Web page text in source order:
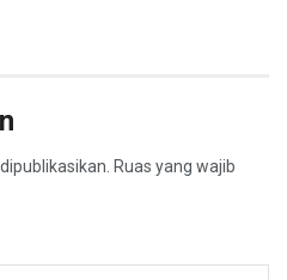
Ruas yang wajib